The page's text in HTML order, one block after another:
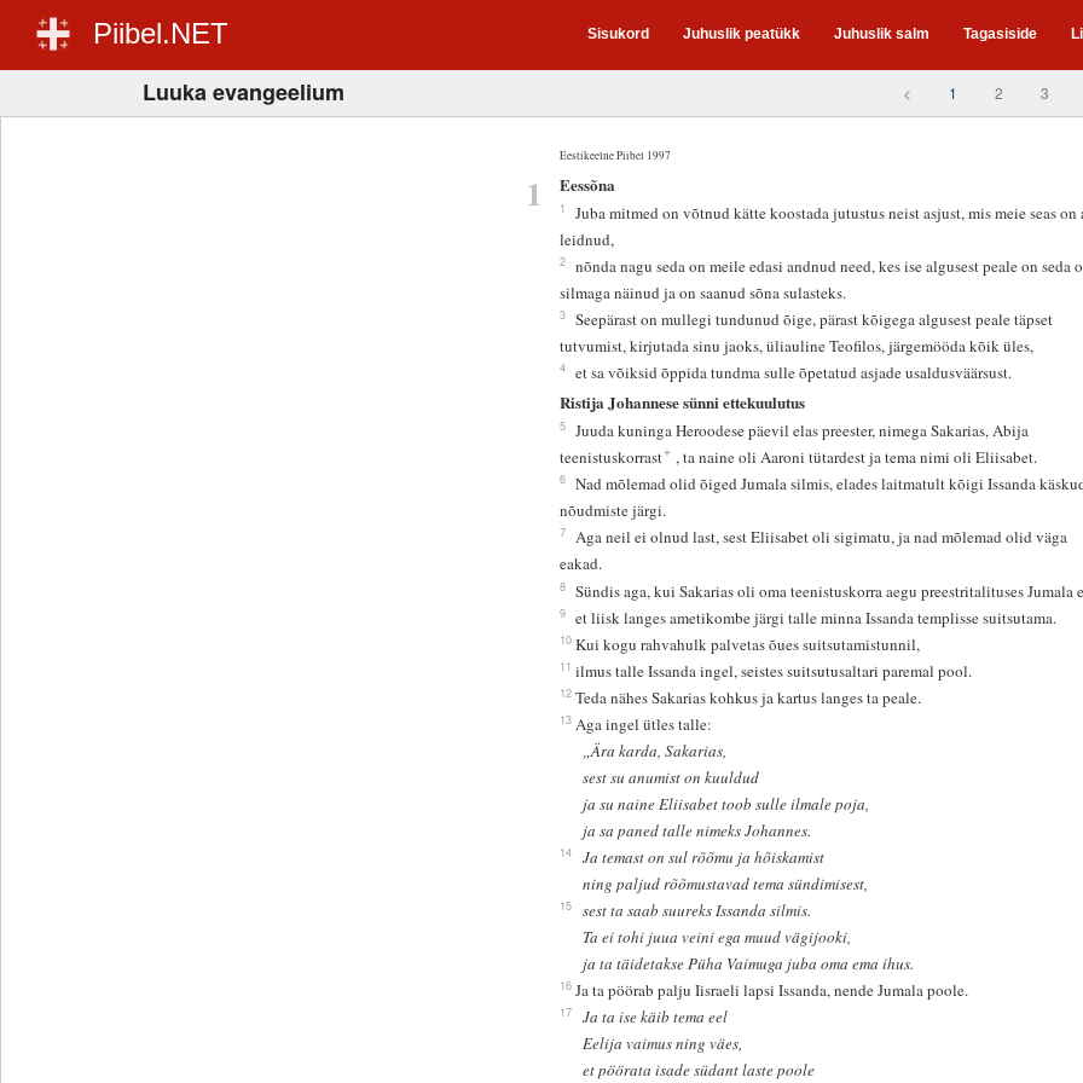
Piibel.NET Sisukord Juhuslik peatükk Juhuslik salm Tagasiside
Luuka evangeelium < 1 2 3
Eestikeelne Piibel 1997
1 Eessõna
1
Juba mitmed on võtnud kätte koostada jutustus neist asjust, mis meie seas on
leidnud,
2
nõnda nagu seda on meile edasi andnud need, kes ise algusest peale on seda
silmaga näinud ja on saanud sõna sulasteks.
3
Seepärast on mullegi tundunud õige, pärast kõigega algusest peale täpset
tutvumist, kirjutada sinu jaoks, üliauline Teofilos, järgemööda kõik üles,
4 et sa võiksid õppida tundma sulle õpetatud asjade usaldusväärsust.
Ristija Johannese sünni ettekuulutus
5
Juuda kuninga Heroodese päevil elas preester, nimega Sakarias, Abija
teenistuskorrast+, ta naine oli Aaroni tütardest ja tema nimi oli Eliisabet.
6
Nad mõlemad olid õiged Jumala silmis, elades laitmatult kõigi Issanda
nõudmiste järgi.
7
Aga neil ei olnud last, sest Eliisabet oli sigimatu, ja nad mõlemad olid väga
eakad.
8 Sündis aga, kui Sakarias oli oma teenistuskorra aegu preestritalituses Jumala
9 et liisk langes ametikombe järgi talle minna Issanda templisse suitsutama.
10 Kui kogu rahvahulk palvetas õues suitsutamistunnil,
11 ilmus talle Issanda ingel, seistes suitsutusaltari paremal pool.
12 Teda nähes Sakarias kohkus ja kartus langes ta peale.
13 Aga ingel ütles talle:
„Ära karda, Sakarias,
sest su anumist on kuuldud
ja su naine Eliisabet toob sulle ilmale poja,
ja sa paned talle nimeks Johannes.
14
Ja temast on sul rõõmu ja hõiskamist
ning paljud rõõmustavad tema sündimisest,
15
sest ta saab suureks Issanda silmis.
Ta ei tohi juua veini ega muud vägijooki,
ja ta täidetakse Püha Vaimuga juba oma ema ihus.
16 Ja ta pöörab palju Iisraeli lapsi Issanda, nende Jumala poole.
17
Ja ta ise käib tema eel
Eelija vaimus ning väes,
et pöörata isade südant laste poole